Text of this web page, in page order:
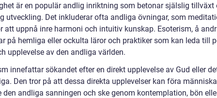
är en populär andlig inriktning som betonar själslig tillväxt
utveckling. Det inkluderar ofta andliga övningar, som
att uppnå inre harmoni och intuitiv kunskap. Esoterism, å
på hemliga eller ockulta läror och praktiker som kan leda till
upplevelse av den andliga världen.
innefattar sökandet efter en direkt upplevelse av Gud eller
Den tror på att dessa direkta upplevelser kan föra
den andliga sanningen och ske genom kontemplation, bön